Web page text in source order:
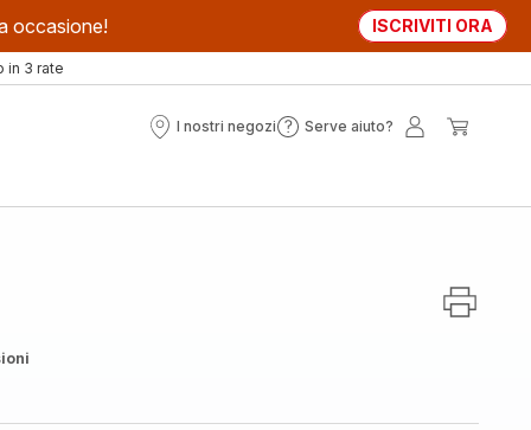
occasione! ISCRIVITI ORA
in 3 rate
I nostri negozi
I
Serve aiuto?
Serve